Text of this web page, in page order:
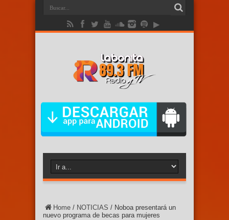
Home / NOTICIAS / Noboa presentará un
nuevo programa de becas para mujeres